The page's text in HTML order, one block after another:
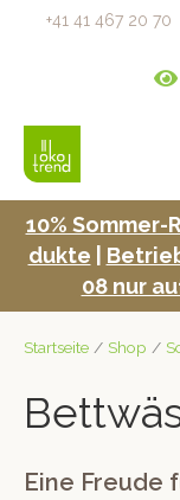
+41 41 467 20 70
10% Som­mer-
duk­te
08 nur
Startseite / Shop /
Eine Freude